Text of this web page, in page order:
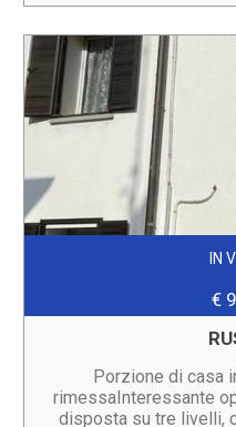
IN
€
Porzione di casa
rimessaInteressante
disposta su tre livelli,